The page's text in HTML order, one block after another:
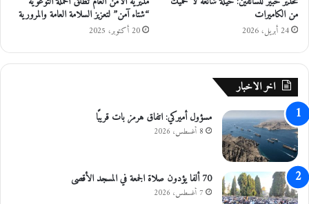
ي
ق
ي
ة
ف
ي
ج
ا
م
ع
ة
ج
ر
ش
من الكاميرات
24 أبريل، 2026
“شتاء آمن” لتعزيز السلامة العامة والمرورية
20 أكتوبر، 2025
اخر الاخبار
مسؤول أميركي: اتفاق هرمز بات قريبًا
8 أغسطس، 2026
70 ألفا يؤدون صلاة الجمعة في المسجد الأقصى
7 أغسطس، 2026